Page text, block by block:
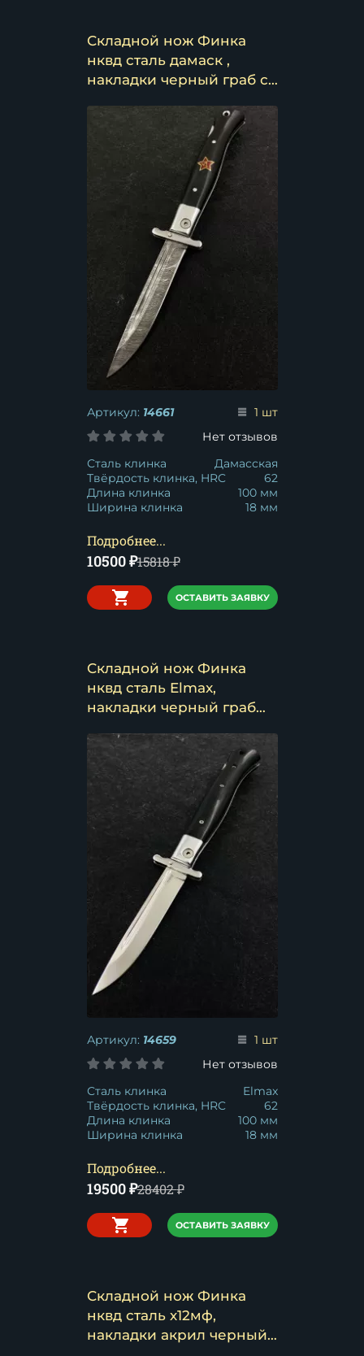
Складной нож Финка
нквд сталь дамаск ,
накладки черный граб со
Артикул: 14661
1 шт
Нет отзывов
Сталь клинка
Дамасская
Твёрдость клинка, HRC
62
Длина клинка
100 мм
Ширина клинка
18 мм
Подробнее...
10500₽15818₽
ОСТАВИТЬ ЗАЯВКУ
Складной нож Финка
нквд сталь Elmax,
накладки черный граб
Артикул: 14659
1 шт
Нет отзывов
Сталь клинка
Elmax
Твёрдость клинка, HRC
62
Длина клинка
100 мм
Ширина клинка
18 мм
Подробнее...
19500₽28402₽
ОСТАВИТЬ ЗАЯВКУ
Складной нож Финка
нквд сталь х12мф,
накладки акрил черный